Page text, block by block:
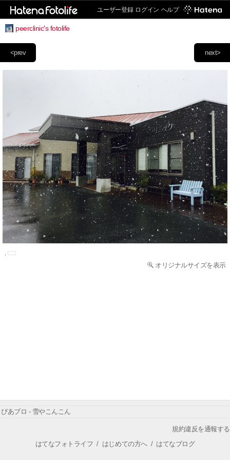
ユーザー登録 ログイン ヘルプ
peerclinic's fotolife
next>
<prev
オリジナルサイズを表示
ぴあブロ - 雪やこんこん
規約違反を通報する
はてなフォトライフ / はじめての方へ/ はてなブログ